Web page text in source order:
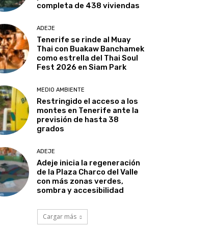
completa de 438 viviendas
ADEJE
Tenerife se rinde al Muay
Thai con Buakaw Banchamek
como estrella del Thai Soul
Fest 2026 en Siam Park
MEDIO AMBIENTE
Restringido el acceso a los
montes en Tenerife ante la
previsión de hasta 38
grados
ADEJE
Adeje inicia la regeneración
de la Plaza Charco del Valle
con más zonas verdes,
sombra y accesibilidad
Cargar más